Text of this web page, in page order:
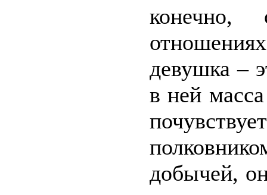
конечно,
девушка –
в ней
добычей,